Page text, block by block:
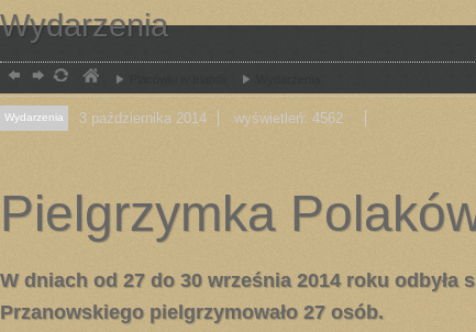
Wydarzenia
Wydarzenia 3 października 2014 wyświetleń: 4562
Pielgrzymka
W dniach od 27 do 30 września 2014 roku
Przanowskiego pielgrzymowało 27 osób.